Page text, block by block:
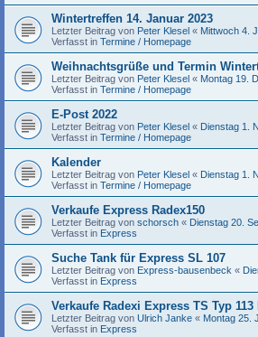
Wintertreffen 14. Januar 2023
Letzter Beitrag von Peter Klesel « Mittwoch 4.
Verfasst in Termine / Homepage
Weihnachtsgrüße und Termin
Letzter Beitrag von Peter Klesel « Montag 19.
Verfasst in Termine / Homepage
E-Post 2022
Letzter Beitrag von Peter Klesel « Dienstag 1.
Verfasst in Termine / Homepage
Kalender
Letzter Beitrag von Peter Klesel « Dienstag 1.
Verfasst in Termine / Homepage
Verkaufe Express Radex150
Letzter Beitrag von schorsch « Dienstag 20.
Verfasst in Express
Suche Tank für Express SL 107
Letzter Beitrag von Express-bausenbeck «
Verfasst in Express
Verkaufe Radexi Express TS Typ 113
Letzter Beitrag von Ulrich Janke « Montag 25.
Verfasst in Express